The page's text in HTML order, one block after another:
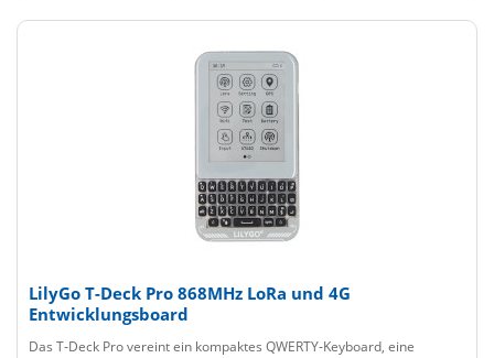
LilyGo T-Deck Pro 868MHz LoRa und 4G
Entwicklungsboard
Das T‑Deck Pro vereint ein kompaktes QWERTY‑Keyboard, eine